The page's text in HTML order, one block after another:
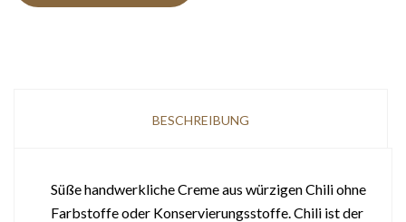
BESCHREIBUNG
Süße handwerkliche Creme aus würzigen Chili ohne
Farbstoffe oder Konservierungsstoffe. Chili ist der